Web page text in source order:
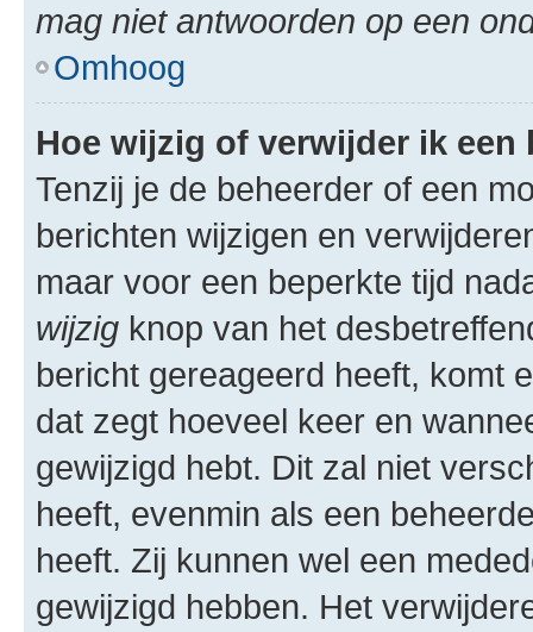
mag niet antwoorden op een
Omhoog
Hoe wijzig of verwijder ik een
Tenzij je de beheerder of een
berichten wijzigen en
maar voor een beperkte tijd
wijzig knop van het
bericht gereageerd heeft, komt
dat zegt hoeveel keer en
gewijzigd hebt. Dit zal niet
heeft, evenmin als een
heeft. Zij kunnen wel een
gewijzigd hebben. Het